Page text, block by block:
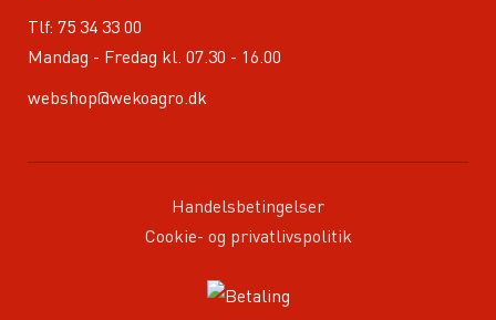
Tlf: 75 34 33 00
Mandag - Fredag kl. 07.30 - 16.00
webshop@wekoagro.dk
Handelsbetingelser
Cookie- og privatlivspolitik